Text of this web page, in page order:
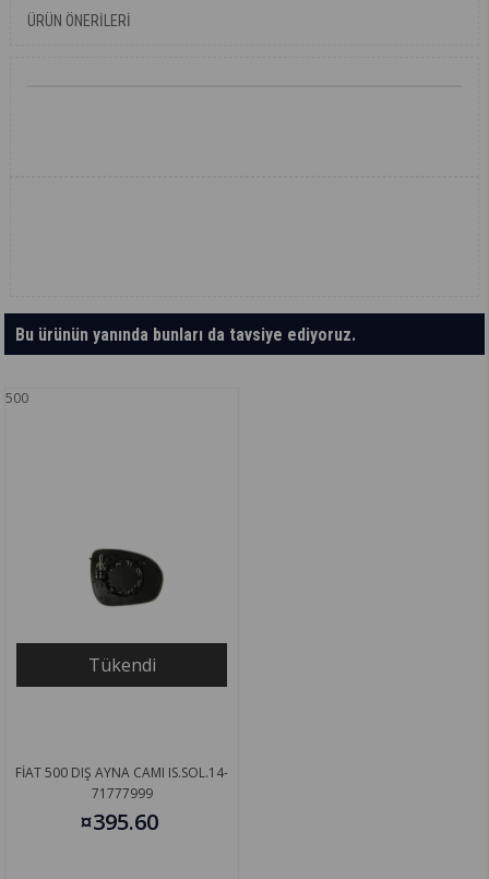
ÜRÜN ÖNERILERI
Bu ürünün yanında bunları da tavsiye ediyoruz.
500
Tükendi
FİAT 500 DIŞ AYNA CAMI IS.SOL.14-
71777999
¤395.60